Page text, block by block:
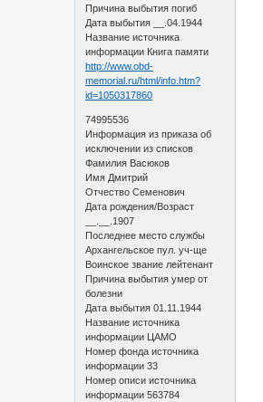
Причина выбытия погиб
Дата выбытия __.04.1944
Название источника
информации Книга памяти
http://www.obd-
memorial.ru/html/info.htm?
id=1050317860
74995536
Информация из приказа об
исключении из списков
Фамилия Васюков
Имя Дмитрий
Отчество Семенович
Дата рождения/Возраст
__.__.1907
Последнее место службы
Архангельское пул. уч-ще
Воинское звание лейтенант
Причина выбытия умер от
болезни
Дата выбытия 01.11.1944
Название источника
информации ЦАМО
Номер фонда источника
информации 33
Номер описи источника
информации 563784